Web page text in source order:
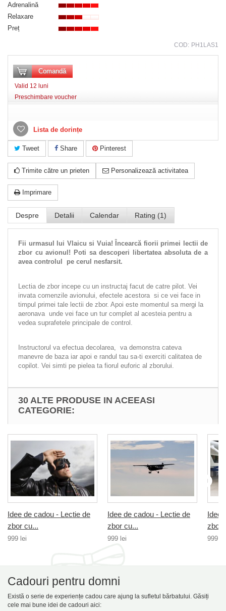
Adrenalină
Relaxare
Preț
COD: PH1LAS1
Comandă
Valid 12 luni
Preschimbare voucher
Lista de dorințe
Tweet Share Pinterest
Trimite către un prieten Personalizează activitatea
Imprimare
Despre Detalii Calendar Rating (1)
Fii urmasul lui Vlaicu si Vuia! Încearcă fiorii primei lectii de
zbor cu avionul! Poti sa descoperi libertatea absoluta de a
avea controlul pe cerul nesfarsit.
Lectia de zbor incepe cu un instructaj facut de catre pilot. Vei
invata comenzile avionului, efectele acestora si ce vei face in
timpul primei tale lectii de zbor. Apoi este momentul sa mergi la
aeronava unde vei face un tur complet al acesteia pentru a
vedea suprafetele principale de control.
Instructorul va efectua decolarea, va demonstra cateva
manevre de baza iar apoi e randul tau sa-ti exerciti calitatea de
copilot. Vei simti pe pielea ta fiorul euforic al zborului.
30 ALTE PRODUSE IN ACEEASI
CATEGORIE:
Idee de cadou - Lectie de
zbor cu...
999 lei
Idee de cadou - Lectie de
zbor cu...
999 lei
Idee
zbor
999 lei
Cadouri pentru domni
Există o serie de experiențe cadou care ajung la sufletul bărbatului. Găsiți
cele mai bune idei de cadouri aici: